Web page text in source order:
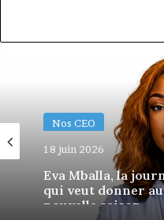
Nos CEO
18 juin 2026
Eva Mballa, la
qui veut donner
nouvelle saison